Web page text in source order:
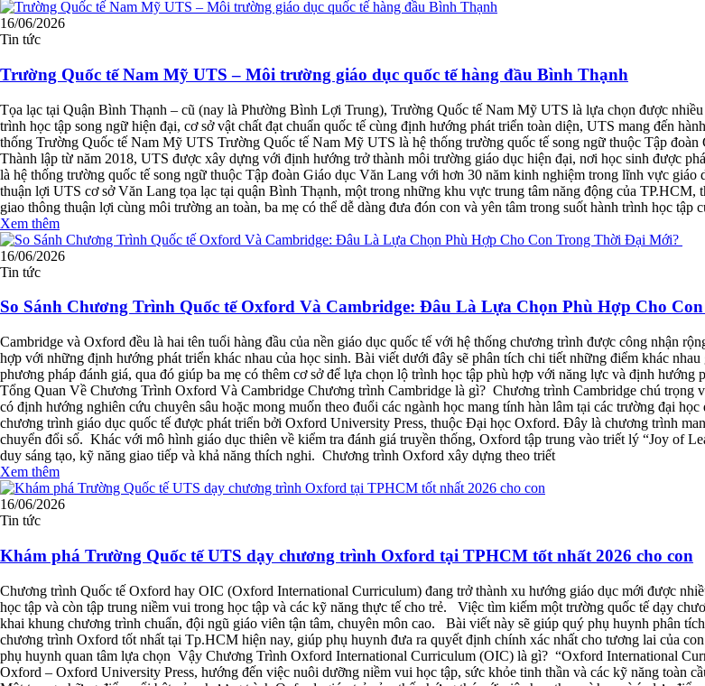
16/06/2026
Tin tức
Trường Quốc tế Nam Mỹ UTS – Môi trường giáo dục quốc tế hàng đầu Bình Thạnh
Tọa lạc tại Quận Bình Thạnh – cũ (nay là Phường Bình Lợi Trung), Trường Quốc tế Nam Mỹ UTS là lựa chọn được
trình học tập song ngữ hiện đại, cơ sở vật chất đạt chuẩn quốc tế cùng định hướng phát triển toàn diện, UTS mang đến
thống Trường Quốc tế Nam Mỹ UTS Trường Quốc tế Nam Mỹ UTS là hệ thống trường quốc tế song ngữ thuộc Tập
Thành lập từ năm 2018, UTS được xây dựng với định hướng trở thành môi trường giáo dục hiện đại, nơi học sinh được
là hệ thống trường quốc tế song ngữ thuộc Tập đoàn Giáo dục Văn Lang với hơn 30 năm kinh nghiệm trong lĩnh vực
thuận lợi UTS cơ sở Văn Lang tọa lạc tại quận Bình Thạnh, một trong những khu vực trung tâm năng động của
giao thông thuận lợi cùng môi trường an toàn, ba mẹ có thể dễ dàng đưa đón con và yên tâm trong suốt hành trình học tập
Xem thêm
16/06/2026
Tin tức
So Sánh Chương Trình Quốc tế Oxford Và Cambridge: Đâu Là Lựa Chọn Phù Hợp Cho
Cambridge và Oxford đều là hai tên tuổi hàng đầu của nền giáo dục quốc tế với hệ thống chương trình được công nhận
hợp với những định hướng phát triển khác nhau của học sinh. Bài viết dưới đây sẽ phân tích chi tiết những điểm khác
phương pháp đánh giá, qua đó giúp ba mẹ có thêm cơ sở để lựa chọn lộ trình học tập phù hợp với năng lực và định
Tổng Quan Về Chương Trình Oxford Và Cambridge Chương trình Cambridge là gì? Chương trình Cambridge chú trọng
có định hướng nghiên cứu chuyên sâu hoặc mong muốn theo đuổi các ngành học mang tính hàn lâm tại các trường đại
chương trình giáo dục quốc tế được phát triển bởi Oxford University Press, thuộc Đại học Oxford. Đây là chương trình
chuyển đổi số. Khác với mô hình giáo dục thiên về kiểm tra đánh giá truyền thống, Oxford tập trung vào triết lý “Joy of
duy sáng tạo, kỹ năng giao tiếp và khả năng thích nghi. Chương trình Oxford xây dựng theo triết
Xem thêm
16/06/2026
Tin tức
Khám phá Trường Quốc tế UTS dạy chương trình Oxford tại TPHCM tốt nhất 2026 cho con
Chương trình Quốc tế Oxford hay OIC (Oxford International Curriculum) đang trở thành xu hướng giáo dục mới được
học tập và còn tập trung niềm vui trong học tập và các kỹ năng thực tế cho trẻ. Việc tìm kiếm một trường quốc tế dạy
khai khung chương trình chuẩn, đội ngũ giáo viên tận tâm, chuyên môn cao. Bài viết này sẽ giúp quý phụ huynh phân
chương trình Oxford tốt nhất tại Tp.HCM hiện nay, giúp phụ huynh đưa ra quyết định chính xác nhất cho tương lai của
phụ huynh quan tâm lựa chọn Vậy Chương Trình Oxford International Curriculum (OIC) là gì? “Oxford International
Oxford – Oxford University Press, hướng đến việc nuôi dưỡng niềm vui học tập, sức khỏe tinh thần và các kỹ năng toàn